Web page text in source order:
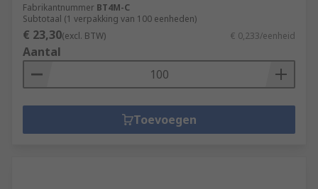
Fabrikantnummer BT4M-C
Subtotaal (1 verpakking van 100 eenheden)
€ 23,30(excl. BTW) € 0,233/eenheid
Aantal
Toevoegen